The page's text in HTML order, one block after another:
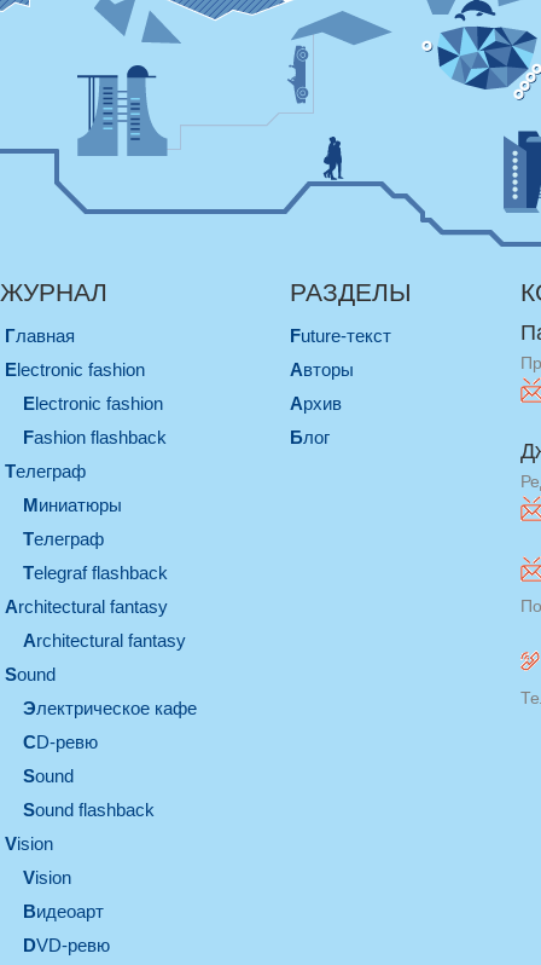
ЖУРНАЛ
Главная
electronic fashion
electronic fashion
Fashion flashback
телеграф
миниатюры
телеграф
Telegraf flashback
architectural fantasy
architectural fantasy
sound
электрическое кафе
CD-ревю
sound
Sound flashback
vision
vision
видеоарт
DVD-ревю
РАЗДЕЛЫ
Future-текст
Авторы
Архив
Блог